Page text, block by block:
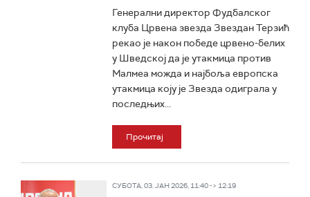
Генерални директор Фудбалског
клуба Црвена звезда Звездан Терзић
рекао је након победе црвено-белих
у Шведској да је утакмица против
Малмеа можда и најбоља европска
утакмица коју је Звезда одиграла у
последњих...
Прочитај
СУБОТА, 03. ЈАН 2026, 11:40 -> 12:19